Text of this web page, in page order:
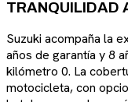
TRANQUILIDAD
Suzuki acompaña la
años de garantía y 8
kilómetro 0. La
motocicleta, con